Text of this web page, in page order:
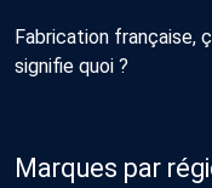
Fabrication française,
signifie quoi ?
Marques par